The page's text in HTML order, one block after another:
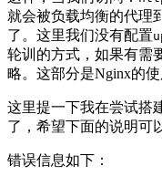
就会被负载均衡的代理
了。这里我们没有配置
轮训的方式，如果有需
略。这部分是Nginx的
这里提一下我在尝试搭
了，希望下面的说明可
错误信息如下：